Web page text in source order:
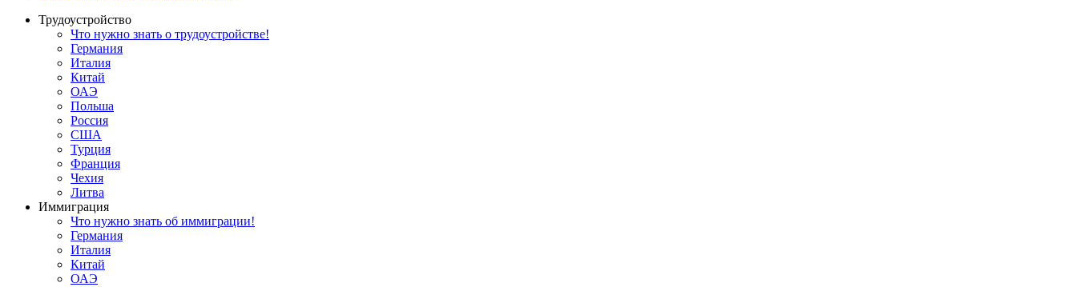
Трудоустройство
Что нужно знать о трудоустройстве!
Германия
Италия
Китай
ОАЭ
Польша
Россия
США
Турция
Франция
Чехия
Литва
Иммиграция
Что нужно знать об иммиграции!
Германия
Италия
Китай
ОАЭ